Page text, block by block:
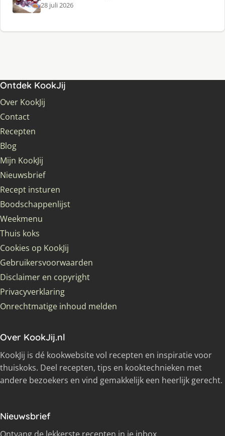
28 juli 2026
Ontdek KookJij
Over KookJij
Contact
Recepten
Blog
Mijn KookJij
Nieuwsbrief
Recept insturen
Boodschappenlijst
Weekmenu
Thuis koks
Cookies op KookJij
Gebruikersvoorwaarden
Disclaimer en copyright
Privacyverklaring
Onrechtmatige inhoud melden
Over KookJij.nl
KookJij is dé kookwebsite vol recepten en inspiratie voor
thuiskoks. Deel recepten, tips en kooktechnieken met
andere bezoekers en vind gemakkelijk een heerlijk gerecht.
Nieuwsbrief